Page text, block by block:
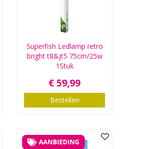
Superfish Ledlamp retro
bright t8&jt5 75cm/25w
1Stuk
€ 59,99
Bestellen